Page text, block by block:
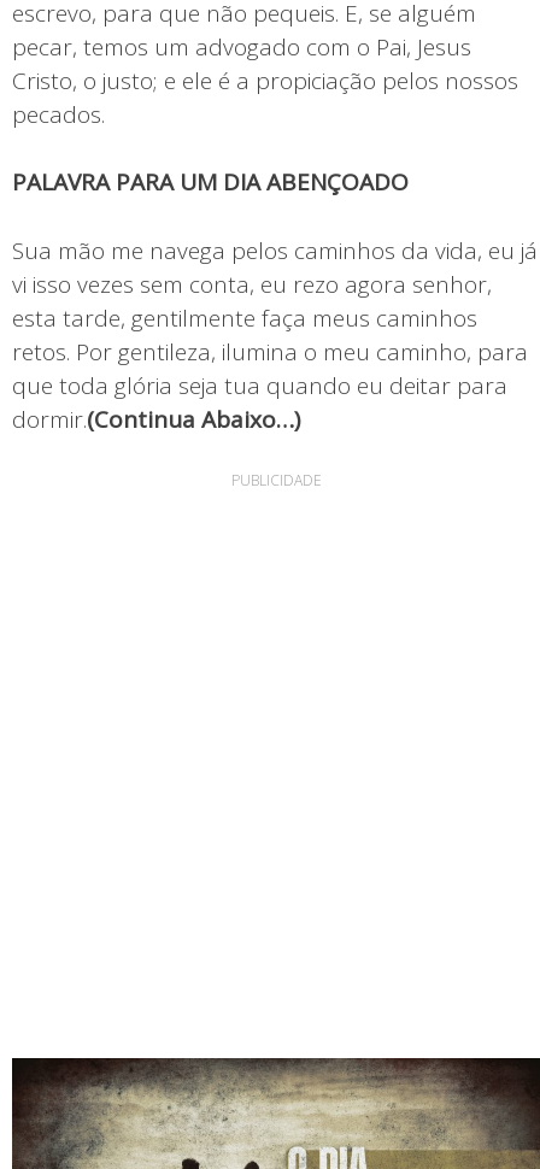
escrevo, para que não pequeis. E, se alguém
pecar, temos um advogado com o Pai, Jesus
Cristo, o justo; e ele é a propiciação pelos nossos
pecados.
PALAVRA PARA UM DIA ABENÇOADO
Sua mão me navega pelos caminhos da vida, eu já
vi isso vezes sem conta, eu rezo agora senhor,
esta tarde, gentilmente faça meus caminhos
retos. Por gentileza, ilumina o meu caminho, para
que toda glória seja tua quando eu deitar para
dormir.(Continua Abaixo…)
PUBLICIDADE